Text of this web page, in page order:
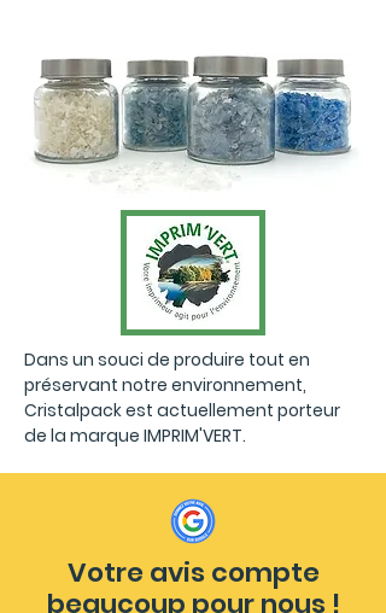
Dans un souci de produire tout en
préservant notre environnement,
Cristalpack est actuellement porteur
de la marque IMPRIM'VERT.
Votre avis compte
beaucoup pour nous !